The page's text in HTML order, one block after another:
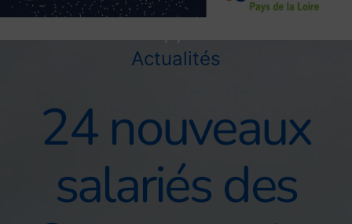
Actualités
24 nouveaux
salariés des